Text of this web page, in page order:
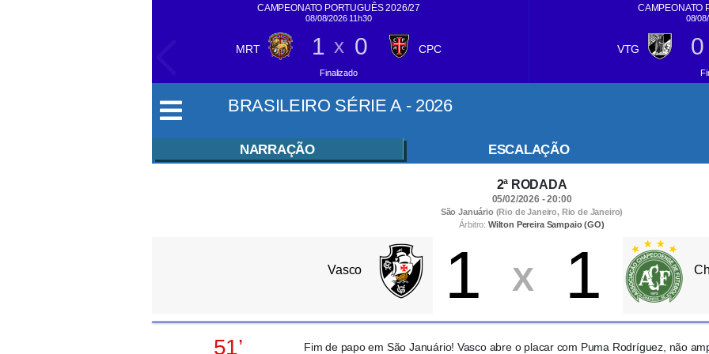
CAMPEONATO PORTUGUÊS 2026/27
08/08/2026 11h30
MRT 1 x 0 CPC
Finalizado
CAMPEONATO
08/
VTG 0
BRASILEIRO SÉRIE A - 2026
NARRAÇÃO ESCALAÇÃO
2ª RODADA
05/02/2026 - 20:00
São Januário (Rio de Janeiro, Rio de Janeiro)
Árbitro: Wilton Pereira Sampaio (GO)
Vasco 1 X 1
51’
Fim de papo em São Januário! Vasco abre o placar com Puma Rodríguez, não